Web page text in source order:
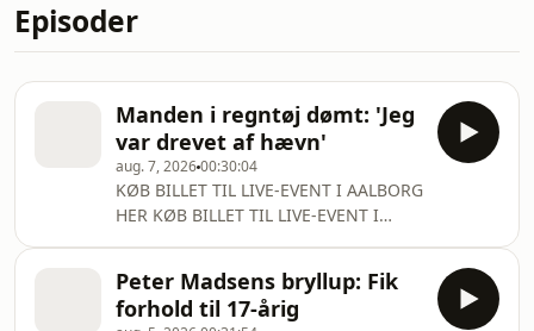
Episoder
Manden i regntøj dømt: 'Jeg
var drevet af hævn'
aug. 7, 202600:30:04
KØB BILLET TIL LIVE-EVENT I AALBORG
HER KØB BILLET TIL LIVE-EVENT I
ægtepar på deres landejendom i
Vinding. Han angriber manden, men
Peter Madsens bryllup: Fik
forhold til 17-årig